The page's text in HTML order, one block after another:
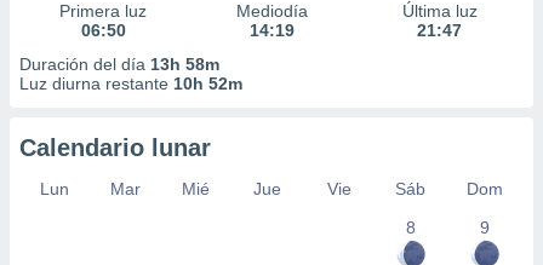
Primera luz
06:50
Mediodía
14:19
Última luz
21:47
Duración del día 13h 58m
Luz diurna restante 10h 52m
Calendario lunar
Lun Mar Mié Jue Vie Sáb
Dom
8
9